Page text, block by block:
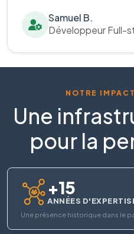
Samuel B.
Développeur Full-
NOTRE
Une
pour la
+15
ANNÉES
Une présence historique dans le